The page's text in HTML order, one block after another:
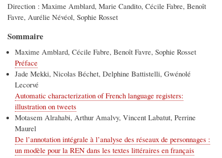
Direction : Maxime Amblard, Marie Candito, Cécile Fabre, Benoît
Favre, Aurélie Névéol, Sophie Rosset
Sommaire
Maxime Amblard, Cécile Fabre, Benoît Favre, Sophie Rosset
Préface
Jade Mekki, Nicolas Béchet, Delphine Battistelli, Gwénolé
Lecorvé
Automatic characterization of French language registers:
illustration on tweets
Motasem Alrahabi, Arthur Amalvy, Vincent Labatut, Perrine
Maurel
De l’annotation intégrale à l’analyse des réseaux de personnages :
un modèle pour la REN dans les textes littéraires en français